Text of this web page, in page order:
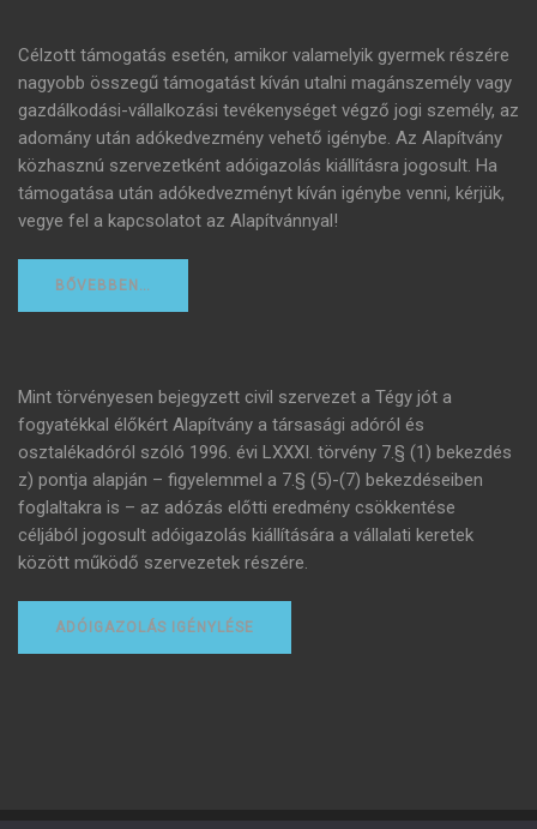
Célzott támogatás esetén, amikor valamelyik gyermek részére
nagyobb összegű támogatást kíván utalni magánszemély vagy
gazdálkodási-vállalkozási tevékenységet végző jogi személy, az
adomány után adókedvezmény vehető igénybe. Az Alapítvány
közhasznú szervezetként adóigazolás kiállításra jogosult. Ha
támogatása után adókedvezményt kíván igénybe venni, kérjük,
vegye fel a kapcsolatot az Alapítvánnyal!
BŐVEBBEN…
Mint törvényesen bejegyzett civil szervezet a Tégy jót a
fogyatékkal élőkért Alapítvány a társasági adóról és
osztalékadóról szóló 1996. évi LXXXI. törvény 7.§ (1) bekezdés
z) pontja alapján – figyelemmel a 7.§ (5)-(7) bekezdéseiben
foglaltakra is – az adózás előtti eredmény csökkentése
céljából jogosult adóigazolás kiállítására a vállalati keretek
között működő szervezetek részére.
ADÓIGAZOLÁS IGÉNYLÉSE